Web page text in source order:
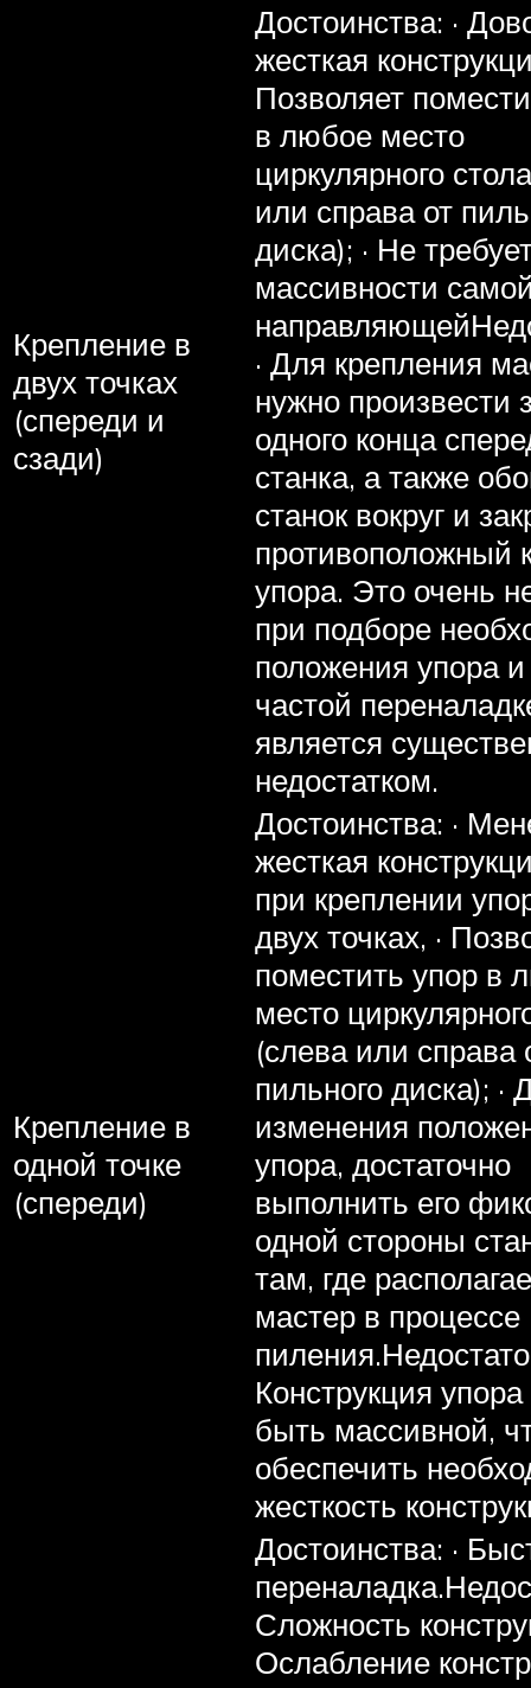
Крепление в
двух точках
(спереди и
сзади)
Достоинства: ·
жесткая
Позволяет
в любое место
циркулярного
или справа от
диска); · Не
массивности
· Для крепления
нужно произвести
одного конца
станка, а также
станок вокруг и
противоположный
упора. Это очень
при подборе
положения упора
частой
является
недостатком.
Крепление в
одной точке
(спереди)
Достоинства: ·
жесткая
при креплении
двух точках, ·
поместить упор в
место
(слева или справа
пильного диска); ·
изменения
упора, достаточно
выполнить его
одной стороны
там, где
мастер в процессе
Конструкция
быть массивной,
обеспечить
жесткость
Достоинства: ·
Сложность
Ослабление